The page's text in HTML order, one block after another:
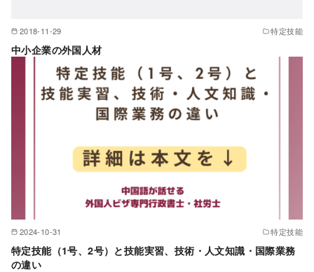
2018-11-29 特定技能
中小企業の外国人材
2024-10-31 特定技能
特定技能（1号、2号）と技能実習、技術・人文知識・国際業務
の違い